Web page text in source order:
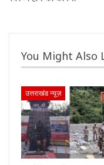
You Might Also
उत्तराखंड न्यूज़